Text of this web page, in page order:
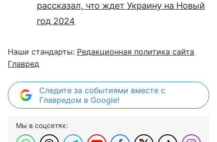
рассказал, что ждет Украину на Новый
год 2024
Наши стандарты: Редакционная политика сайта
Главред
Следите за событиями вместе с
Главредом в Google!
Мы в соцсетях: